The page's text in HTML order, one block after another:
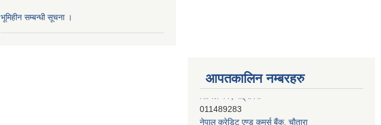
भूमिहीन सम्बन्धी सूचना ।
आपतकालिन नम्बरहरु
नेपाल क्रेडिट एण्ड कमर्स बैंक, चाैतारा
011620402